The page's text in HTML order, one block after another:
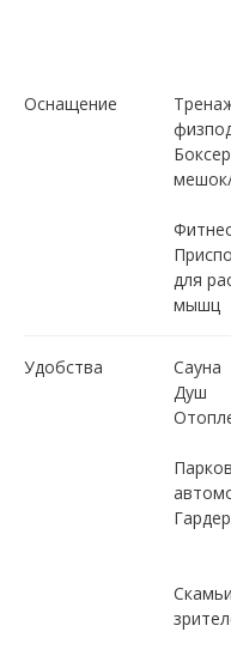
Оснащение
для
мышц
Удобства Сауна
Душ